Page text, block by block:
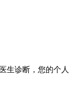
生诊断，您的个人